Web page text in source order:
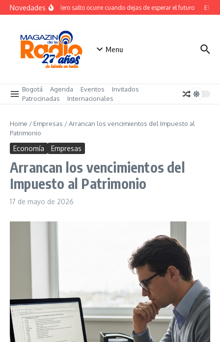
Saltar al contenido
NovedadesEl verdadero salto ocurre cuando dejas de esperar el futuro El
Menu
Bogotá Agenda Eventos
Invitados
Patrocinadas
Internacionales
Home / Empresas /Arrancan los vencimientos del Impuesto al
Patrimonio
Economía Empresas
Arrancan los vencimientos del
Impuesto al Patrimonio
17 de mayo de 2026